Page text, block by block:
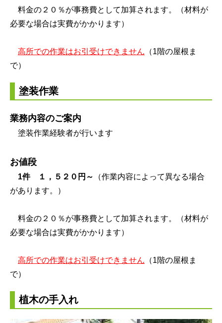
料金の２０％が事務費として加算されます。（材料が
必要な場合は実費がかかります）
高所での作業はお引受けできません （1階の屋根ま
で）
塗装作業
業務内容のご案内
塗装作業経験者が行います
お値段
1件 １，５２ ０円～
（作業内容によって異なる場合
があります。）
料金の２０％が事務費として加算されます。（材料が
必要な場合は実費がかかります）
高所での作業はお引受けできません （1階の屋根ま
で）
植木の手入れ